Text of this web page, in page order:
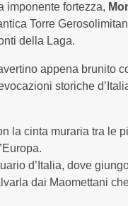
imponente fortezza,
Torre
della Laga.
appena brunito
storiche
la cinta muraria tra le
d’Italia, dove
dai Maomettani